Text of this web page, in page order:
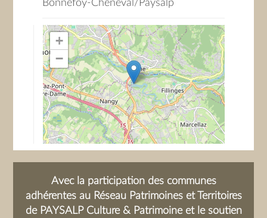
Bonnefoy-Cheneval/Paysalp
+
−
Avec la participation des communes
adhérentes au Réseau Patrimoines et Territoires
de PAYSALP Culture & Patrimoine et le soutien